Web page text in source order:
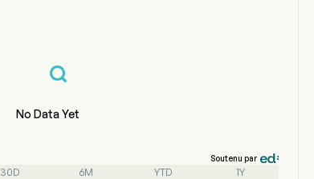
No Data Yet
Soutenu par
30D 6M YTD 1Y